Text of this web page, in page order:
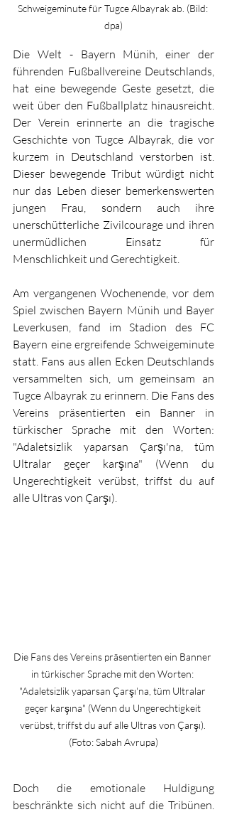
Schweigeminute für Tugce Albayrak ab. (Bild:
dpa)
Die Welt - Bayern Münih, einer der
führenden Fußballvereine Deutschlands,
hat eine bewegende Geste gesetzt, die
weit über den Fußballplatz hinausreicht.
Der Verein erinnerte an die tragische
Geschichte von Tugce Albayrak, die vor
kurzem in Deutschland verstorben ist.
Dieser bewegende Tribut würdigt nicht
nur das Leben dieser bemerkenswerten
jungen Frau, sondern auch ihre
unerschütterliche Zivilcourage und ihren
unermüdlichen Einsatz für
Menschlichkeit und Gerechtigkeit.
Am vergangenen Wochenende, vor dem
Spiel zwischen Bayern Münih und Bayer
Leverkusen, fand im Stadion des FC
Bayern eine ergreifende Schweigeminute
statt. Fans aus allen Ecken Deutschlands
versammelten sich, um gemeinsam an
Tugce Albayrak zu erinnern. Die Fans des
Vereins präsentierten ein Banner in
türkischer Sprache mit den Worten:
"Adaletsizlik yaparsan Çarşı'na, tüm
Ultralar geçer karşına" (Wenn du
Ungerechtigkeit verübst, triffst du auf
alle Ultras von Çarşı).
Die Fans des Vereins präsentierten ein Banner
in türkischer Sprache mit den Worten:
"Adaletsizlik yaparsan Çarşı'na, tüm Ultralar
geçer karşına" (Wenn du Ungerechtigkeit
verübst, triffst du auf alle Ultras von Çarşı).
(Foto: Sabah Avrupa)
Doch die emotionale Huldigung
beschränkte sich nicht auf die Tribünen.